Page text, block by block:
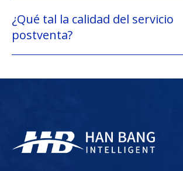
¿Qué tal la calidad del servicio
postventa?